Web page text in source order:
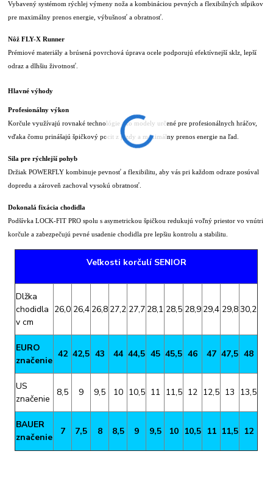
Vybavený systémom rýchlej výmeny noža a kombináciou pevných a flexibilných stĺpikov
pre maximálny prenos energie, výbušnosť a obratnosť.
Nôž FLY-X Runner
Prémiové materiály a brúsená povrchová úprava ocele podporujú efektívnejší sklz, lepší
odraz a dlhšiu životnosť.
Hlavné výhody
Profesionálny výkon
Korčule využívajú rovnaké technológie ako modely určené pre profesionálnych hráčov,
vďaka čomu prinášajú špičkový pocit z jazdy a maximálny prenos energie na ľad.
Sila pre rýchlejší pohyb
Držiak POWERFLY kombinuje pevnosť a flexibilitu, aby vás pri každom odraze posúval
dopredu a zároveň zachoval vysokú obratnosť.
Dokonalá fixácia chodidla
Podšívka LOCK-FIT PRO spolu s asymetrickou špičkou redukujú voľný priestor vo vnútri
korčule a zabezpečujú pevné usadenie chodidla pre lepšiu kontrolu a stabilitu.
Veľkosti korčulí SENIOR
Dlžka
chodidla
v cm
26,0 26,4 26,8 27,2 27,7 28,1 28,5 28,9 29,4 29,830,2
EURO
značenie
42 42,5 43 44 44,5 45 45,5 46 47 47,5 48
US
značenie
8,5 9 9,5 10 10,5 11 11,5 12 12,5 13 13,5
BAUER
značenie
7 7,5 8 8,5 9 9,5 10 10,5 11 11,5 12